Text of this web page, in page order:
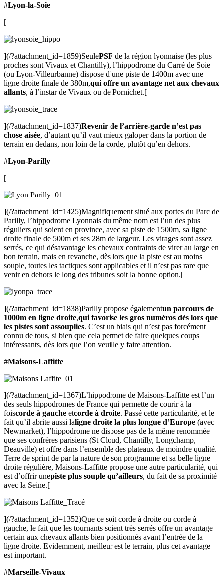
#Lyon-la-Soie
[
](/?attachment_id=1859)SeulePSF de la région lyonnaise (les plus
proches sont Vivaux et Chantilly), l’hippodrome du Carré de Soie
(ou Lyon-Villeurbanne) dispose d’une piste de 1400m avec une
ligne droite finale de 380m,qui offre un avantage net aux chevaux
allants, à l’instar de Vivaux ou de Pornichet.[
](/?attachment_id=1837)Revenir de l’arrière-garde n’est pas
chose aisée, d’autant qu’il vaut mieux galoper dans la portion de
terrain en dedans, non loin de la corde, plutôt qu’en dehors.
#Lyon-Parilly
[
](/?attachment_id=1425)Magnifiquement situé aux portes du Parc de
Parilly, l’hippodrome Lyonnais du même nom est l’un des plus
réguliers qui soient en province, avec sa piste de 1500m, sa ligne
droite finale de 500m et ses 28m de largeur. Les virages sont assez
serrés, ce qui désavantage les chevaux contraints de virer au large en
bon terrain, mais en revanche, dès lors que la piste est au moins
souple, toutes les tactiques sont applicables et il n’est pas rare que
venir en dehors le long des tribunes soit la bonne option.[
](/?attachment_id=1838)Parilly propose égalementun parcours de
1000m en ligne droite,qui favorise les gros numéros dès lors que
les pistes sont assouplies. C’est un biais qui n’est pas forcément
connu de tous, si bien que cela permet de faire quelques coups
intéressants, dès lors que l’on veuille y faire attention.
#Maisons-Laffitte
](/?attachment_id=1367)L’hippodrome de Maisons-Laffitte est l’un
des seuls hippodromes de France qui permette de courir à la
foiscorde à gauche etcorde à droite. Passé cette particularité, et le
fait qu’il abrite aussi laligne droite la plus longue d’Europe (avec
Newmarket), l’hippodrome ne dispose pas de la même renommée
que ses confrères parisiens (St Cloud, Chantilly, Longchamp,
Deauville) et offre dans l’ensemble des plateaux de moindre qualité.
Terre de sprint de par la nature de son programme et sa belle ligne
droite régulière, Maisons-Laffitte propose une autre particularité, qui
est d’offrir unepiste plus souple qu’ailleurs, du fait de sa proximité
avec la Seine.[
](/?attachment_id=1352)Que ce soit corde à droite ou corde à
gauche, le fait que les tournants soient très serrés offre un avantage
certain aux chevaux allants bien positionnés avant l’entrée de la
ligne droite. Evidemment, meilleur est le terrain, plus cet avantage
est important.
#Marseille-Vivaux